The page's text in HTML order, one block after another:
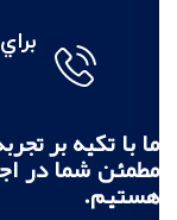
ما با تکیه بر
مطمئن شما در
هستیم.